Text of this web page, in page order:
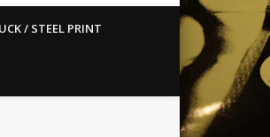
/ STEEL PRINT